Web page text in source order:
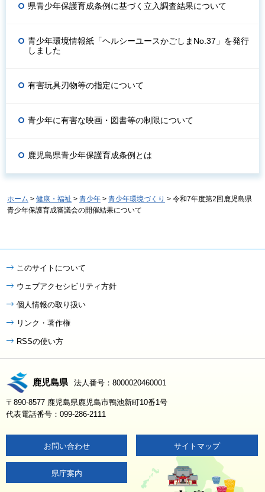
県青少年保護育成条例に基づく立入調査結果について
青少年環境情報紙「ヘルシーユースかごしまNo.37」を発行
しました
有害玩具刃物等の指定について
青少年に有害な映画・図書等の制限について
鹿児島県青少年保護育成条例とは
ホーム > 健康・福祉 > 青少年 > 青少年環境づくり > 令和7年度第2回鹿児島県
青少年保護育成審議会の開催結果について
このサイトについて
ウェブアクセシビリティ方針
個人情報の取り扱い
リンク・著作権
RSSの使い方
鹿児島県 法人番号：8000020460001
〒890-8577 鹿児島県鹿児島市鴨池新町10番1号
代表電話番号：099-286-2111
お問い合わせ サイトマップ
県庁案内